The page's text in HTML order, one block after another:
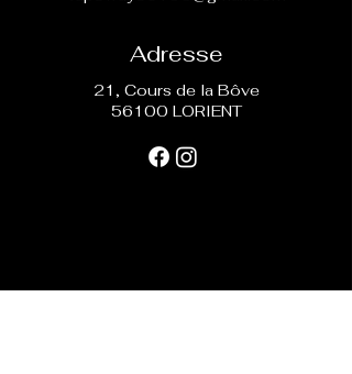
Adresse
21, Cours de la Bôve
56100 LORIENT